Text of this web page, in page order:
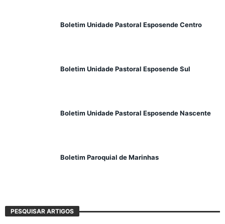
Boletim Unidade Pastoral Esposende Centro
Boletim Unidade Pastoral Esposende Sul
Boletim Unidade Pastoral Esposende Nascente
Boletim Paroquial de Marinhas
PESQUISAR ARTIGOS